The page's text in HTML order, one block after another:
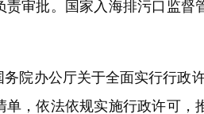
审批。国家入海排污口监
办公厅关于全面实行行政
，依法依规实施行政许可